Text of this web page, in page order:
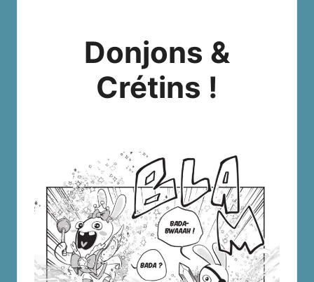
Donjons &
Crétins !